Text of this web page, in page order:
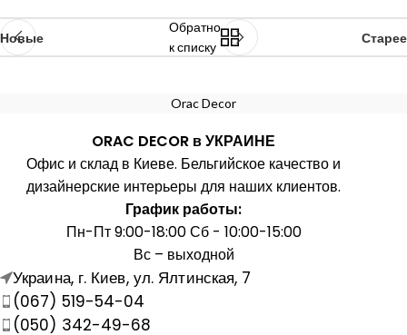
Новые
Обратно
к списку
Старее
Orac Decor
ORAC DECOR в УКРАИНЕ
Офис и склад в Киеве. Бельгийское качество и
дизайнерские интерьеры для наших клиентов.
График работы:
Пн-Пт 9:00-18:00 Сб - 10:00-15:00
Вс – выходной
Украина, г. Киев, ул. Ялтинская, 7
(067) 519-54-04
(050) 342-49-68